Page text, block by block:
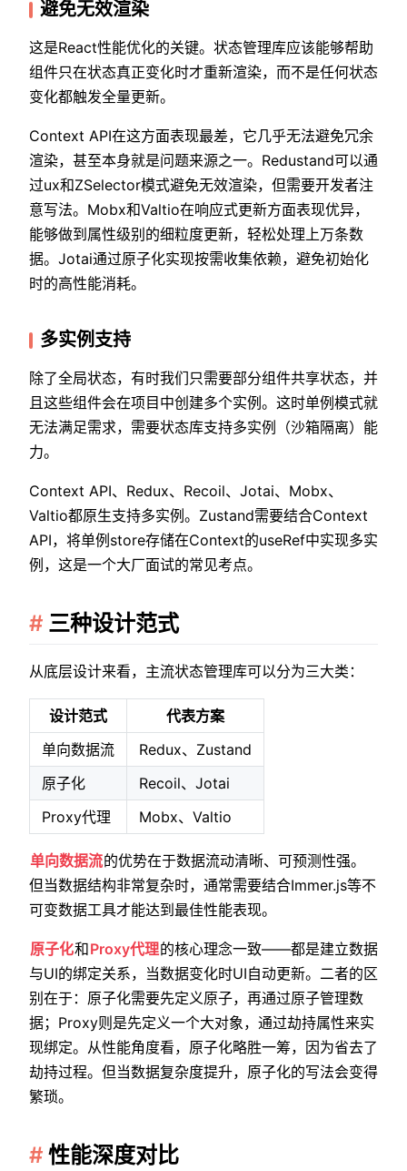
避免无效渲染
这是React性能优化的关键。状态管理库应该能够帮助
组件只在状态真正变化时才重新渲染，而不是任何状态
变化都触发全量更新。
Context API在这方面表现最差，它几乎无法避免冗余
渲染，甚至本身就是问题来源之一。Redustand可以通
过ux和ZSelector模式避免无效渲染，但需要开发者注
意写法。Mobx和Valtio在响应式更新方面表现优异，
能够做到属性级别的细粒度更新，轻松处理上万条数
据。Jotai通过原子化实现按需收集依赖，避免初始化
时的高性能消耗。
多实例支持
除了全局状态，有时我们只需要部分组件共享状态，并
且这些组件会在项目中创建多个实例。这时单例模式就
无法满足需求，需要状态库支持多实例（沙箱隔离）能
力。
Context API、Redux、Recoil、Jotai、Mobx、
Valtio都原生支持多实例。Zustand需要结合Context
API，将单例store存储在Context的useRef中实现多实
例，这是一个大厂面试的常见考点。
三种设计范式
从底层设计来看，主流状态管理库可以分为三大类：
设计范式
代表方案
单向数据流
Redux、Zustand
原子化
Recoil、Jotai
Proxy代理
Mobx、Valtio
单向数据流的优势在于数据流动清晰、可预测性强。
但当数据结构非常复杂时，通常需要结合Immer.js等不
可变数据工具才能达到最佳性能表现。
原子化和Proxy代理的核心理念一致——都是建立数据
与UI的绑定关系，当数据变化时UI自动更新。二者的区
别在于：原子化需要先定义原子，再通过原子管理数
据；Proxy则是先定义一个大对象，通过劫持属性来实
现绑定。从性能角度看，原子化略胜一筹，因为省去了
劫持过程。但当数据复杂度提升，原子化的写法会变得
繁琐。
性能深度对比